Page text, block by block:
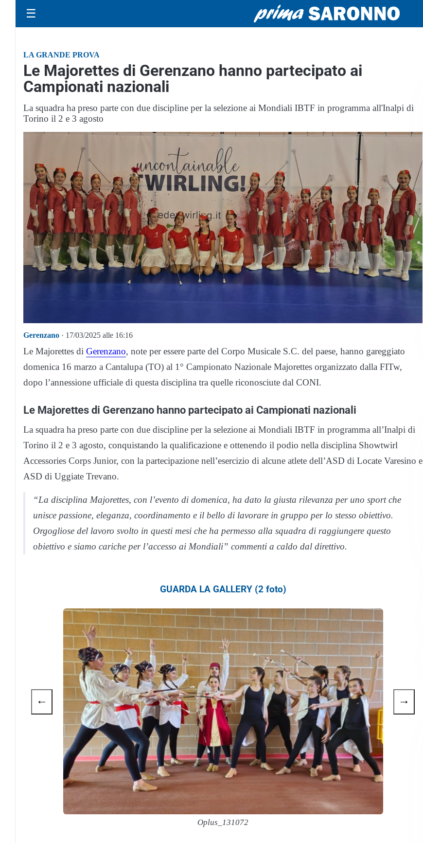
☰
LA GRANDE PROVA
Le Majorettes di Gerenzano hanno partecipato ai
Campionati nazionali
La squadra ha preso parte con due discipline per la selezione ai Mondiali IBTF in programma all'Inalpi di
Torino il 2 e 3 agosto
Gerenzano · 17/03/2025 alle 16:16
Le Majorettes di Gerenzano, note per essere parte del Corpo Musicale S.C. del paese, hanno gareggiato
domenica 16 marzo a Cantalupa (TO) al 1° Campionato Nazionale Majorettes organizzato dalla FITw,
dopo l’annessione ufficiale di questa disciplina tra quelle riconosciute dal CONI.
Le Majorettes di Gerenzano hanno partecipato ai Campionati nazionali
La squadra ha preso parte con due discipline per la selezione ai Mondiali IBTF in programma all’Inalpi di
Torino il 2 e 3 agosto, conquistando la qualificazione e ottenendo il podio nella disciplina Showtwirl
Accessories Corps Junior, con la partecipazione nell’esercizio di alcune atlete dell’ASD di Locate Varesino e
ASD di Uggiate Trevano.
“La disciplina Majorettes, con l’evento di domenica, ha dato la giusta rilevanza per uno sport che
unisce passione, eleganza, coordinamento e il bello di lavorare in gruppo per lo stesso obiettivo.
Orgogliose del lavoro svolto in questi mesi che ha permesso alla squadra di raggiungere questo
obiettivo e siamo cariche per l’accesso ai Mondiali” commenti a caldo dal direttivo.
GUARDA LA GALLERY (2 foto)
Oplus_131072
← →